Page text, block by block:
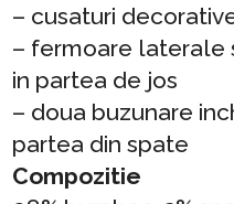
– cusaturi
– fermoare laterale
in partea de jos
– doua buzunare
partea din spate
Compozitie